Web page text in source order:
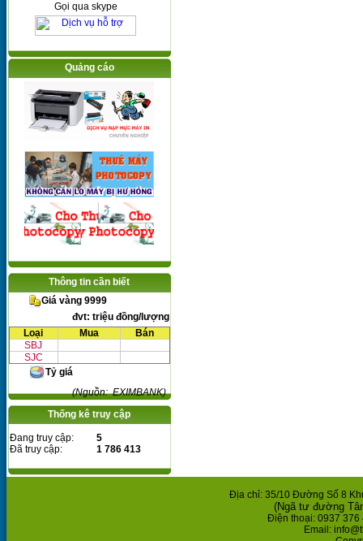
Gọi qua skype
Quảng cáo
Thông tin cần biết
Giá vàng 9999
đvt: triệu đồng/lượng
Loại
Mua
Bán
SBJ
SJC
Tỷ giá
(Nguồn: EXIMBANK)
Thống kê truy cập
Đang truy cập:
5
Đã truy cập:
1 786 413
Địa chỉ: 35/10 Đường Số 8
(Ngã tư đường
Điện thoại: 0937 376
Email: